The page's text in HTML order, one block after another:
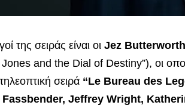
της σειράς είναι οι Jez Butterworth
and the Dial of Destiny”), οι
σειρά “Le Bureau des
Fassbender, Jeffrey Wright,